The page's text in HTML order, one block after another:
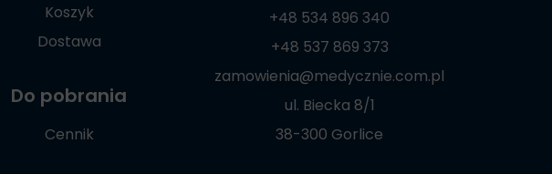
Koszyk
Dostawa
Do pobrania
Cennik
+48 534 896 340
+48 537 869 373
zamowienia@medycznie.com.pl
ul. Biecka 8/1
38-300 Gorlice